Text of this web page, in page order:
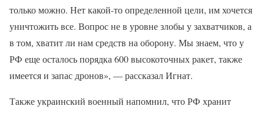
только можно. Нет какой-то определенной цели, им хочется
уничтожить все. Вопрос не в уровне злобы у захватчиков, а
в том, хватит ли нам средств на оборону. Мы знаем, что у
РФ еще осталось порядка 600 высокоточных ракет, также
имеется и запас дронов», — рассказал Игнат.
Также украинский военный напомнил, что РФ хранит